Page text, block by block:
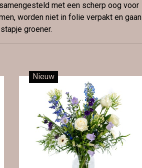
met een scherp oog voor
worden niet in folie verpakt en gaan
groener.
Nieuw